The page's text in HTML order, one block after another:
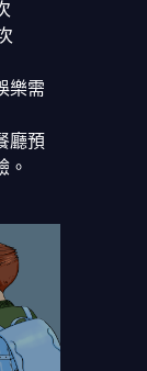
樂需
廳預
。